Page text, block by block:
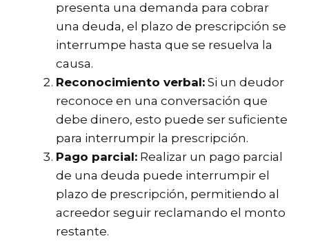
presenta una demanda para cobrar
una deuda, el plazo de prescripción se
interrumpe hasta que se resuelva la
causa.
Reconocimiento verbal: Si un deudor
reconoce en una conversación que
debe dinero, esto puede ser suficiente
para interrumpir la prescripción.
Pago parcial: Realizar un pago parcial
de una deuda puede interrumpir el
plazo de prescripción, permitiendo al
acreedor seguir reclamando el monto
restante.